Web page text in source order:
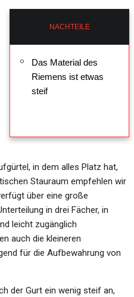
NACHTEILE
Das Material des
Riemens ist etwas
steif
in dem alles Platz hat,
Stauraum empfehlen wir
über eine große
in drei Fächer, in
leicht zugänglich
auch die kleineren
für die Aufbewahrung von
der Gurt ein wenig steif an,